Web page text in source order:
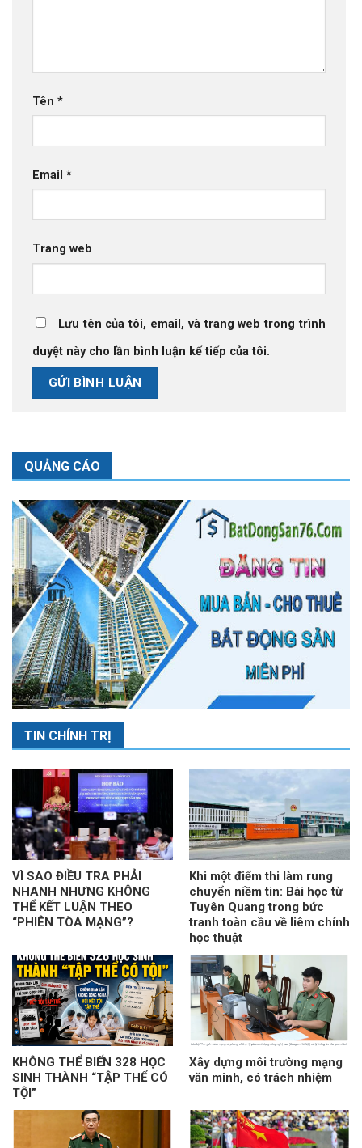
Tên *
Email *
Trang web
Lưu tên của tôi, email, và trang web trong trình
duyệt này cho lần bình luận kế tiếp của tôi.
QUẢNG CÁO
TIN CHÍNH TRỊ
VÌ SAO ĐIỀU TRA PHẢI
NHANH NHƯNG KHÔNG
THỂ KẾT LUẬN THEO
“PHIÊN TÒA MẠNG”?
Khi một điểm thi làm rung
chuyển niềm tin: Bài học từ
Tuyên Quang trong bức
tranh toàn cầu về liêm chính
học thuật
KHÔNG THỂ BIẾN 328 HỌC
SINH THÀNH “TẬP THỂ CÓ
TỘI”
Xây dựng môi trường mạng
văn minh, có trách nhiệm